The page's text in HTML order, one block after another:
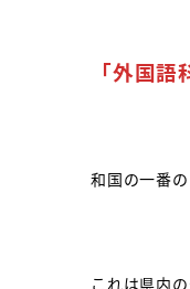
「外国語
和国の一番
これは県内